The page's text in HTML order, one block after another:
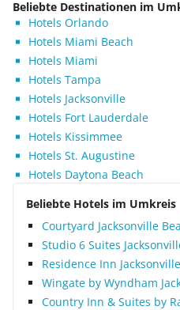
Beliebte Destinationen im
Hotels Orlando
Hotels Miami Beach
Hotels Miami
Hotels Tampa
Hotels Jacksonville
Hotels Fort Lauderdale
Hotels Kissimmee
Hotels St. Augustine
Hotels Daytona Beach
Beliebte Hotels im Umkreis
Courtyard Jacksonville
Studio 6 Suites
Residence Inn
Wingate by Wyndham
Country Inn & Suites by